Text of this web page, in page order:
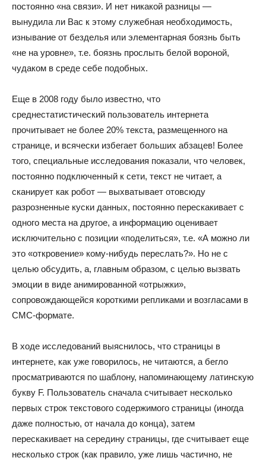
постоянно «на связи». И нет никакой разницы —
вынудила ли Вас к этому служебная необходимость,
изнывание от безделья или элементарная боязнь быть
«не на уровне», т.е. боязнь прослыть белой вороной,
чудаком в среде себе подобных.
Еще в 2008 году было известно, что
среднестатистический пользователь интернета
прочитывает не более 20% текста, размещенного на
странице, и всячески избегает больших абзацев! Более
того, специальные исследования показали, что человек,
постоянно подключенный к сети, текст не читает, а
сканирует как робот — выхватывает отовсюду
разрозненные куски данных, постоянно перескакивает с
одного места на другое, а информацию оценивает
исключительно с позиции «поделиться», т.е. «А можно ли
это «откровение» кому-нибудь переслать?». Но не с
целью обсудить, а, главным образом, с целью вызвать
эмоции в виде анимированной «отрыжки»,
сопровождающейся короткими репликами и возгласами в
СМС-формате.
В ходе исследований выяснилось, что страницы в
интернете, как уже говорилось, не читаются, а бегло
просматриваются по шаблону, напоминающему латинскую
букву F. Пользователь сначала считывает несколько
первых строк текстового содержимого страницы (иногда
даже полностью, от начала до конца), затем
перескакивает на середину страницы, где считывает еще
несколько строк (как правило, уже лишь частично, не